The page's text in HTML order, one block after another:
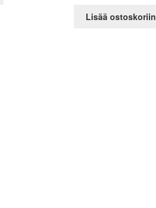
Lisää ostoskoriin